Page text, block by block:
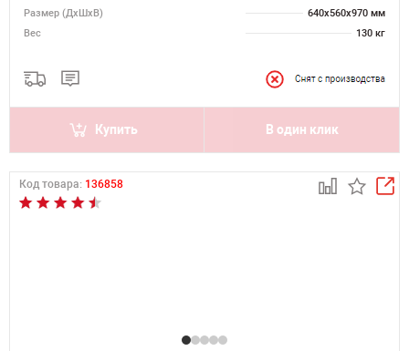
Размер (ДхШхВ)
640х560х970 мм
Вес
130 кг
Купить В один клик
Код товара: 136858